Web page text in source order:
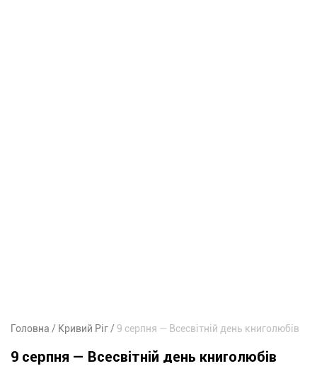
Головна Кривий Ріг 9 серпня — Всесвітній день книголюбів
9 серпня — Всесвітній день книголюбів